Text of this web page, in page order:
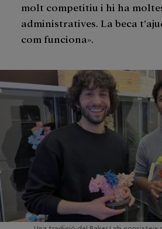
molt competitiu i hi ha
administratives. La beca
com funciona».